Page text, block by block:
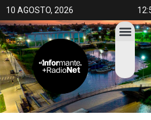
10 AGOSTO, 2026